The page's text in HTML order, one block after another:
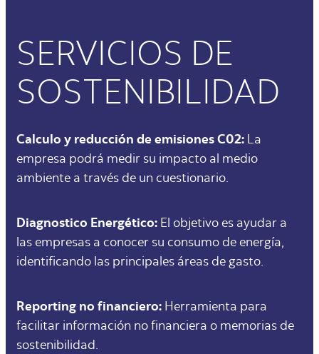
SERVICIOS DE
SOSTENIBILIDAD
Calculo y reducción de emisiones C02: La
empresa podrá medir su impacto al medio
ambiente a través de un cuestionario.
Diagnostico Energético: El objetivo es ayudar a
las empresas a conocer su consumo de energía,
identificando las principales áreas de gasto.
Reporting no financiero: Herramienta para
facilitar información no financiera o memorias de
sostenibilidad.